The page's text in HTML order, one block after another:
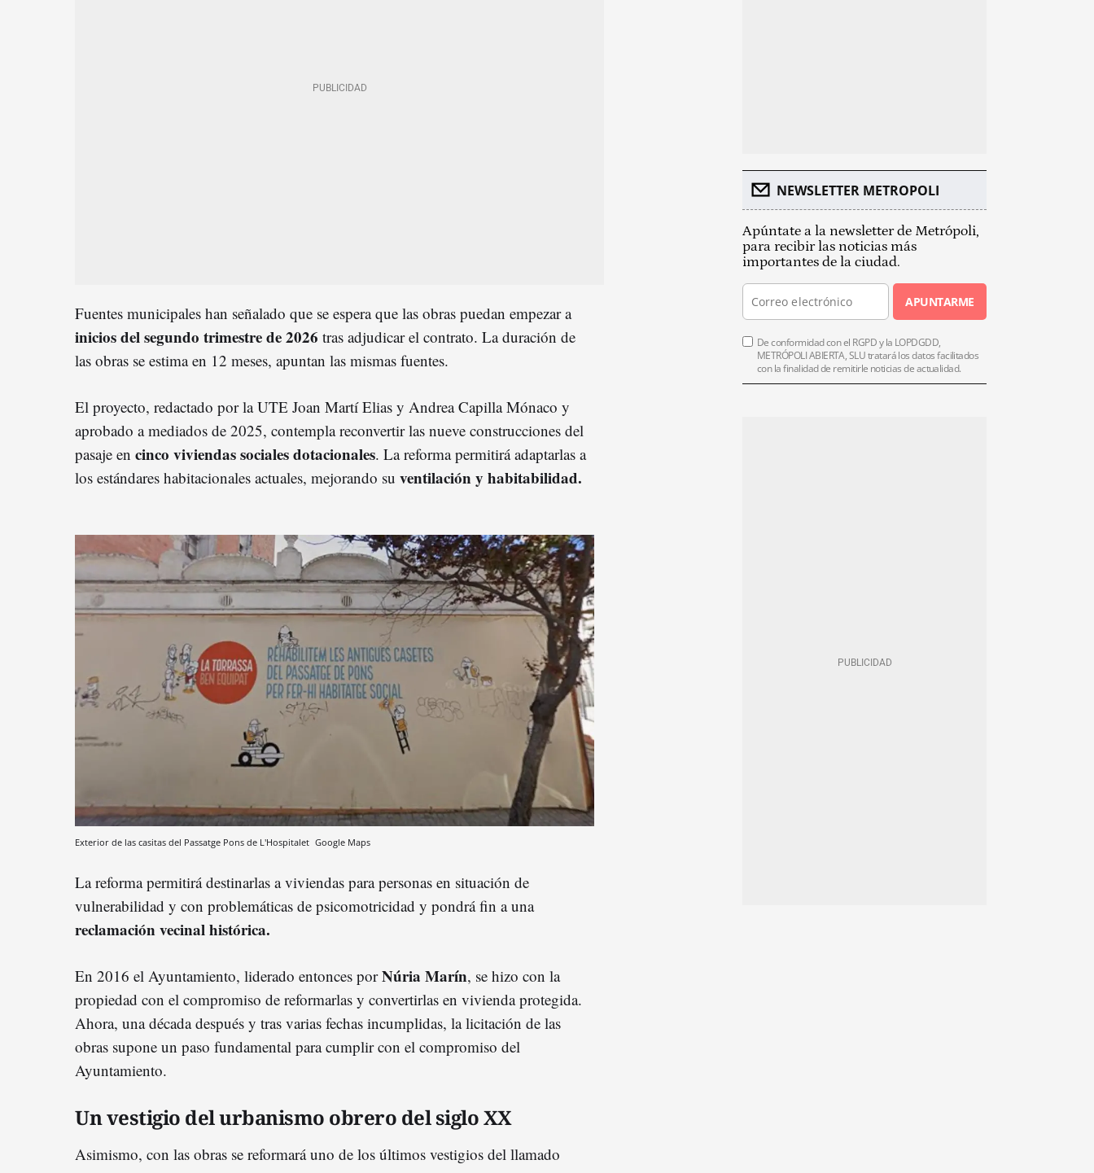
Fuentes municipales han señalado que se espera que las obras puedan empezar a
inicios del segundo trimestre de 2026 tras adjudicar el contrato. La duración de
las obras se estima en 12 meses, apuntan las mismas fuentes.
El proyecto, redactado por la UTE Joan Martí Elias y Andrea Capilla Mónaco y
aprobado a mediados de 2025, contempla reconvertir las nueve construcciones del
pasaje en cinco viviendas sociales dotacionales. La reforma permitirá adaptarlas a
los estándares habitacionales actuales, mejorando su ventilación y habitabilidad.
Exterior de las casitas del Passatge Pons de L'Hospitalet Google Maps
La reforma permitirá destinarlas a viviendas para personas en situación de
vulnerabilidad y con problemáticas de psicomotricidad y pondrá fin a una
reclamación vecinal histórica.
En 2016 el Ayuntamiento, liderado entonces porNúria Marín, se hizo con la
propiedad con el compromiso de reformarlas y convertirlas en vivienda protegida.
Ahora, una década después y tras varias fechas incumplidas, la licitación de las
obras supone un paso fundamental para cumplir con el compromiso del
Ayuntamiento.
Un vestigio del urbanismo obrero del siglo XX
Asimismo, con las obras se reformará uno de los últimos vestigios del llamado
NEWSLETTER METROPOLI
Apúntate a la newsletter de Metrópoli,
para recibir las noticias más
importantes de la ciudad.
APUNTARME
De conformidad con el RGPD y la LOPDGDD,
METRÓPOLI ABIERTA, SLU tratará los datos facilitados
con la finalidad de remitirle noticias de actualidad.